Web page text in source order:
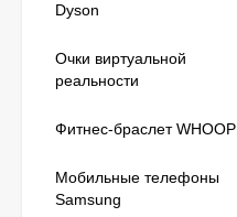
Dyson
Очки виртуальной
реальности
Фитнес-браслет WHOOP
Мобильные телефоны
Samsung